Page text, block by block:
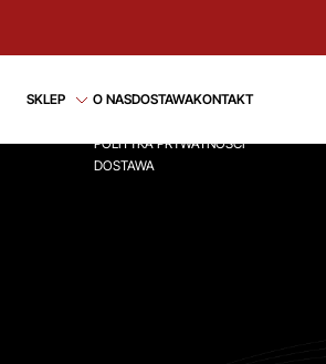
SKLEP O NASDOSTAWAKONTAKT
REGULAMIN
POLITYKA PRYWATNOŚCI
DOSTAWA